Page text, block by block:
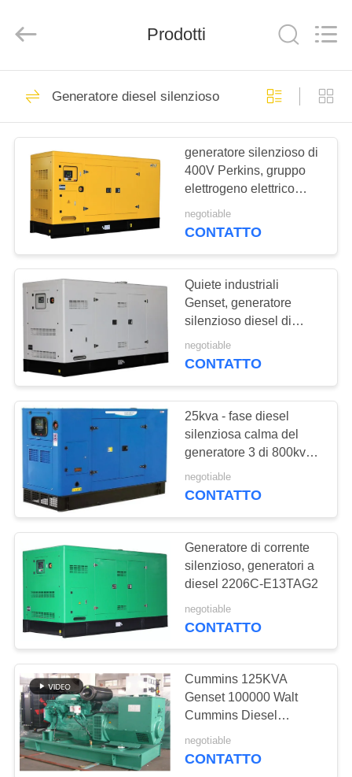
CASA
PRODOTTI
CIRCA
NOI
GIRO
DELLA
FABBRICA
CONTROLLO
DI
QUALITÀ
CONTATTICI
RICHIEDA
UNA
CITAZIONE
MAPPA
DEL
SITO
PRIVACY
POLICY
Power
Equipment
Generatore diesel
del gruppo
elettrogeno
243
Generatore di
saldatore diesel
78
PERKINS Diesel
Generator
generatore diesel
dei cummins
199
Prodotti
Generatore diesel silenzioso
generatore silenzioso di
400V Perkins, gruppo
elettrogeno elettrico
diesel
negotiable
CONTATTO
Quiete industriali
Genset, generatore
silenzioso diesel di
Cummins Engine
negotiable
CONTATTO
25kva - fase diesel
silenziosa calma del
generatore 3 di 800kva
Cummins
negotiable
CONTATTO
Generatore di corrente
silenzioso, generatori a
diesel 2206C-E13TAG2
negotiable
CONTATTO
Cummins 125KVA
Genset 100000 Walt
Cummins Diesel
Generator
negotiable
CONTATTO